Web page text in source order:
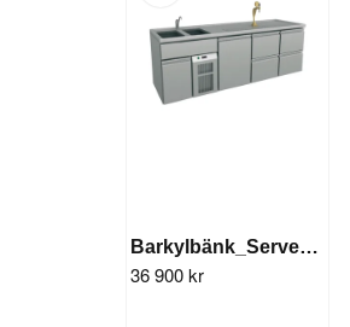
Barkylbänk_Serveringsdisk 1 dörr 4 lådor
36 900 kr